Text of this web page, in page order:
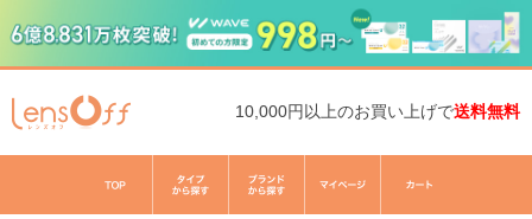
10,000円以上のお買い上げで送料無料